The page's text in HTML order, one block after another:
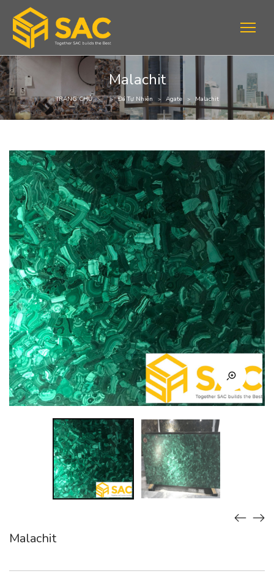
Malachit
TRANG CHỦ > > Đá Tự Nhiên > Agate > Malachit
Malachit